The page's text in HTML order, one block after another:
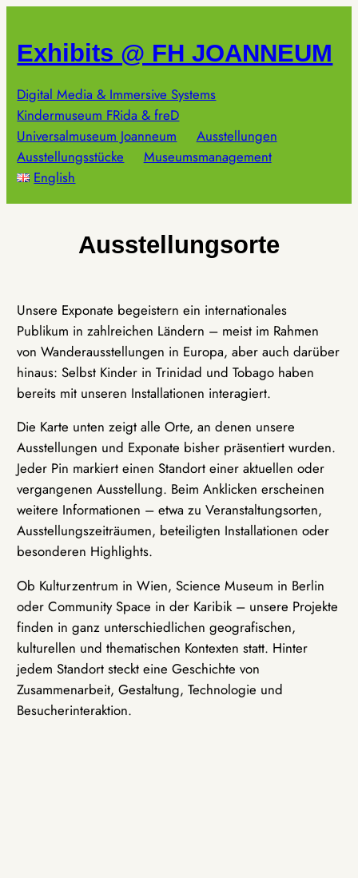
springen
Exhibits @ FH JOANNEUM
Digital Media & Immersive Systems
Kindermuseum FRida & freD
Universalmuseum Joanneum
Ausstellungen
Ausstellungsstücke
Museumsmanagement
English
Ausstellungsorte
Unsere Exponate begeistern ein internationales
Publikum in zahlreichen Ländern – meist im Rahmen
von Wanderausstellungen in Europa, aber auch darüber
hinaus: Selbst Kinder in Trinidad und Tobago haben
bereits mit unseren Installationen interagiert.
Die Karte unten zeigt alle Orte, an denen unsere
Ausstellungen und Exponate bisher präsentiert wurden.
Jeder Pin markiert einen Standort einer aktuellen oder
vergangenen Ausstellung. Beim Anklicken erscheinen
weitere Informationen – etwa zu Veranstaltungsorten,
Ausstellungszeiträumen, beteiligten Installationen oder
besonderen Highlights.
Ob Kulturzentrum in Wien, Science Museum in Berlin
oder Community Space in der Karibik – unsere Projekte
finden in ganz unterschiedlichen geografischen,
kulturellen und thematischen Kontexten statt. Hinter
jedem Standort steckt eine Geschichte von
Zusammenarbeit, Gestaltung, Technologie und
Besucherinteraktion.